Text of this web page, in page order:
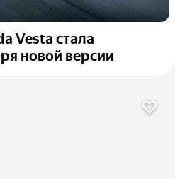
Vesta стала
новой версии